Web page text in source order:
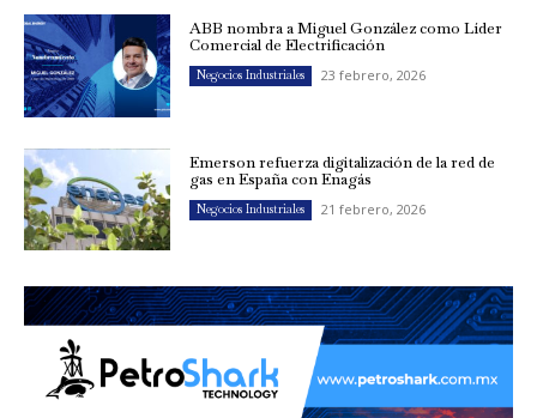
ABB nombra a Miguel González como Líder
Comercial de Electrificación
Negocios Industriales 23 febrero, 2026
Emerson refuerza digitalización de la red de
gas en España con Enagás
Negocios Industriales 21 febrero, 2026